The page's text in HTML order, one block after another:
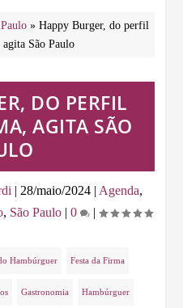
» Happy Burger, do perfil
São Paulo
DO PERFIL
AGITA SÃO
| 28/maio/2024| Agenda,
, São Paulo | 0 |
Hambúrguer Festa da Firma
Gastronomia Hambúrguer